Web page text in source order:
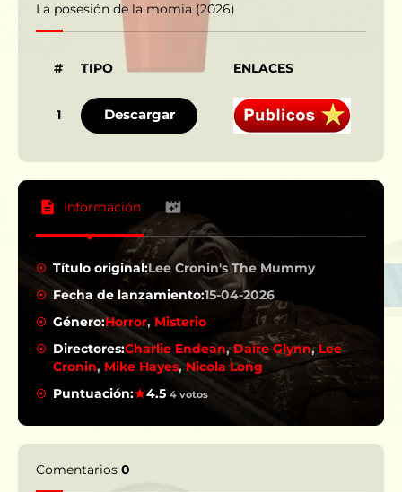
La posesión de la momia (2026)
# TIPO ENLACES
1 Descargar
Información
Título original:Lee Cronin's The Mummy
Fecha de lanzamiento:15-04-2026
Género:Horror, Misterio
Directores:Charlie Endean,Daire Glynn, Lee
Cronin, Mike Hayes,Nicola Long
Puntuación:
4.5 4 votos
Comentarios 0